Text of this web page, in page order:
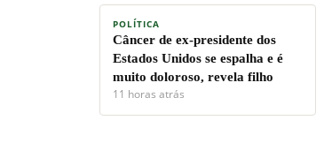
POLÍTICA
Câncer de ex-presidente dos
Estados Unidos se espalha e é
muito doloroso, revela filho
11 horas atrás